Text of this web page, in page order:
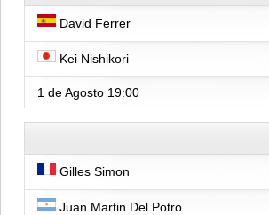
David Ferrer
Kei Nishikori
1 de Agosto 19:00
Gilles Simon
Juan Martin Del Potro